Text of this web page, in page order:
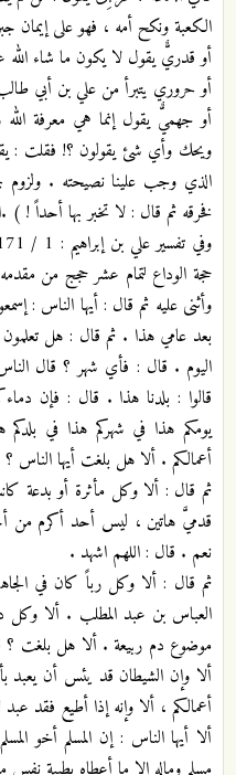
الكعبة ونكح أمه ، فهو على إيمان
أو قدريٌّ يقول لا يكون ما شاء
أو حروري يتبرأ من علي بن أبي
أو جهميٌّ يقول إنما هي معرفة
ويحك وأي شئ يقولون ؟! فقلت :
الذي وجب علينا نصيحته . ولزوم
فخرقه ثم قال : لا تخبر بها أحداً ! )
وفي تفسير علي بن إبراهيم : 1 / 171 : ( و
حجة الوداع لتمام عشر حجج من
وأثنى عليه ثم قال : أيها الناس :
بعد عامي هذا . ثم قال : هل
اليوم . قال : فأي شهر ؟ قال
قالوا : بلدنا هذا . قال : فإن
يومكم هذا في شهركم هذا في
أعمالكم . ألا هل بلغت أيها الناس
ثم قال : ألا وكل مأثرة أو بدعة
قدميَّ هاتين ، ليس أحد أكرم من
نعم . قال : اللهم اشهد .
ثم قال : ألا وكل رباً كان في
العباس بن عبد المطلب . ألا وكل
موضوع دم ربيعة . ألا هل بلغت ؟
ألا وإن الشيطان قد يئس أن
أعمالكم ، ألا وإنه إذا أطيع فقد
ألا أيها الناس : إن المسلم أخو